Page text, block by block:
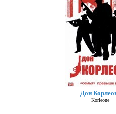
Дон
Korleone